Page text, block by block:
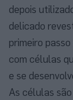
depois
delicado
primeiro
com células
e se
As células